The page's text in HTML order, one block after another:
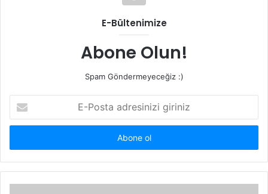
E-Bültenimize
Abone Olun!
Spam Göndermeyeceğiz :)
Posta
adresinizi